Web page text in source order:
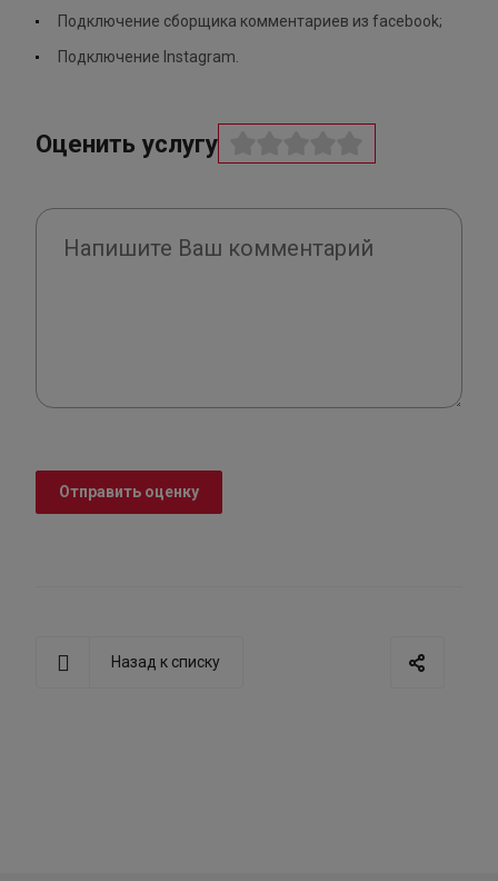
Подключение сборщика комментариев из facebook;
Подключение Instagram.
Оценить услугу
Отправить оценку
Назад к списку